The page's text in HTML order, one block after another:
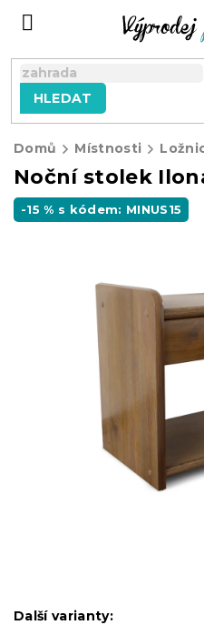
HLEDAT
Domů Místnosti
Noční stolek
-15 % s kódem: MINUS15
Další varianty: